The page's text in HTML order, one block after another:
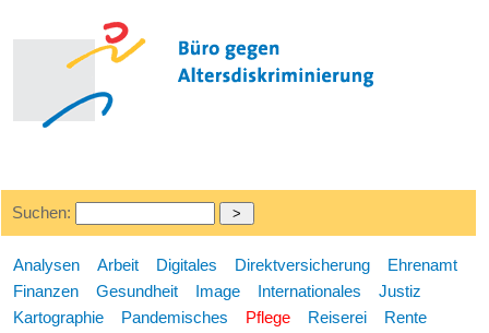
Suchen:
Analysen Arbeit Digitales Direktversicherung
Ehrenamt
Finanzen
Gesundheit Image Internationales
Justiz
Kartographie
Pandemisches Pflege Reiserei
Rente